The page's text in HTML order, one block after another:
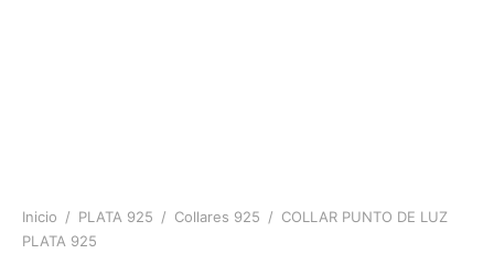
Inicio / PLATA 925 / Collares 925 / COLLAR PUNTO DE LUZ
PLATA 925